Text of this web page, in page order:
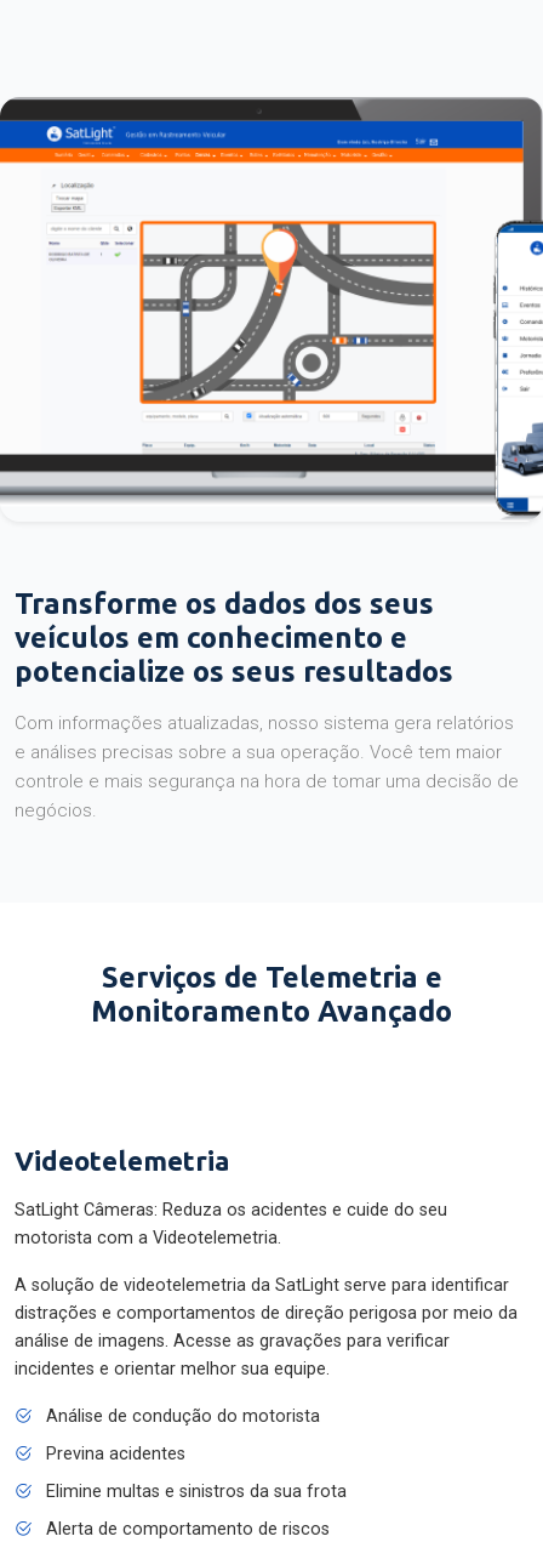
Transforme os dados dos seus
veículos em conhecimento e
potencialize os seus resultados
Com informações atualizadas, nosso sistema gera relatórios
e análises precisas sobre a sua operação. Você tem maior
controle e mais segurança na hora de tomar uma decisão de
negócios.
Serviços de Telemetria e
Monitoramento Avançado
Videotelemetria
SatLight Câmeras: Reduza os acidentes e cuide do seu
motorista com a Videotelemetria.
A solução de videotelemetria da SatLight serve para identificar
distrações e comportamentos de direção perigosa por meio da
análise de imagens. Acesse as gravações para verificar
incidentes e orientar melhor sua equipe.
Análise de condução do motorista
Previna acidentes
Elimine multas e sinistros da sua frota
Alerta de comportamento de riscos